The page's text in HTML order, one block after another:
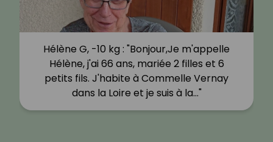
Hélène G, -10 kg : "Bonjour,Je m'appelle
Hélène, j'ai 66 ans, mariée 2 filles et 6
petits fils. J'habite à Commelle Vernay
dans la Loire et je suis à la…"